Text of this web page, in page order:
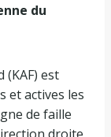
du
est
et actives les
de faille